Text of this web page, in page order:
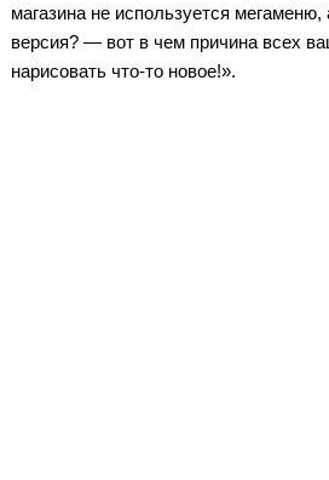
магазина не используется
версия? — вот в чем причина всех
нарисовать что-то новое!».